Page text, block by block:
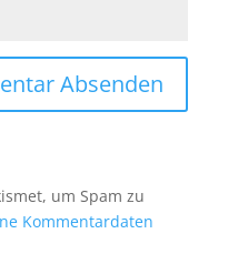
um Spam zu
Kommentardaten